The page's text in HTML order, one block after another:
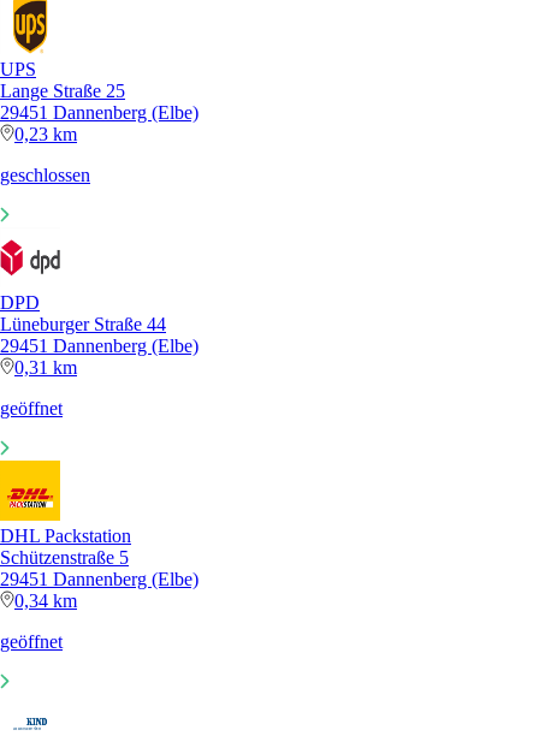
UPS
Lange Straße 25
29451 Dannenberg (Elbe)
0,23 km
geschlossen
DPD
Lüneburger Straße 44
29451 Dannenberg (Elbe)
0,31 km
geöffnet
DHL Packstation
Schützenstraße 5
29451 Dannenberg (Elbe)
0,34 km
geöffnet